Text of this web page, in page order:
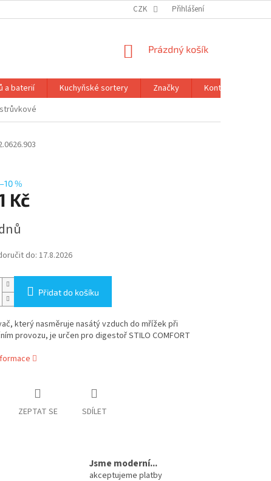
CZK Přihlášení
NÁKUPNÍ
Prázdný košík
a baterií Kuchyňské sortery Značky Kontakty
–10 %
Kč
do: 17.8.2026
Přidat do košíku
který nasměruje nasátý vzduch do mřížek při
provozu, je určen pro digestoř STILO COMFORT
ZEPTAT SE SDÍLET
Jsme moderní...
akceptujeme platby